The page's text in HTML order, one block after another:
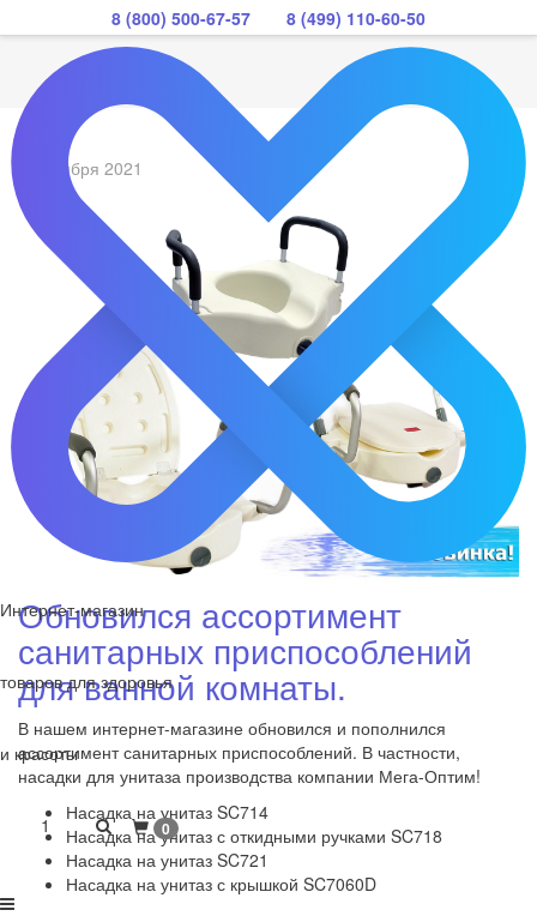
8 (800) 500-67-57 8 (499) 110-60-50
Интернет-магазин
товаров для здоровья
и красоты
1 0
23 ноября 2021
Обновился ассортимент
санитарных приспособлений
для ванной комнаты.
В нашем интернет-магазине обновился и пополнился
ассортимент санитарных приспособлений. В частности,
насадки для унитаза производства компании Мега-Оптим!
Насадка на унитаз SC714
Насадка на унитаз с откидными ручками SC718
Насадка на унитаз SC721
Насадка на унитаз с крышкой SC7060D